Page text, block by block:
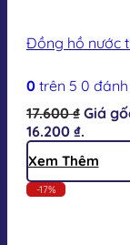
Đồng hồ nước
0 trên 5 0
17.600₫ Giá
16.200 ₫.
Xem Thêm
-17%